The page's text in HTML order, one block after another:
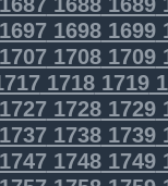
16981699
17081709
17181719
17281729
17381739
17481749